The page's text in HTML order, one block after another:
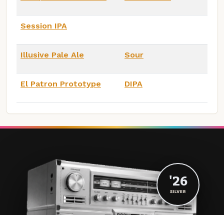
Session IPA
Illusive Pale Ale Sour
El Patron Prototype DIPA
'26
SILVER